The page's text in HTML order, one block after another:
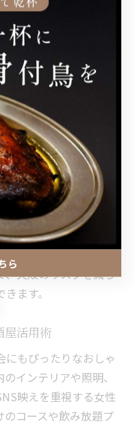
す。
の秘訣
、個室居酒屋の活用
な空間を確保できる
イズ演出もしやす
ごせます。さらに、
ーズになります。
（プロジェクター・
数や企画内容に適し
個室タイプや、人数
店も吉祥寺駅周辺に
店舗と打ち合わせを行
、失敗のリスクを減ら
ます。
屋活用術
もぴったりなおしゃ
インテリアや照明、
映えを重視する女性
コースや飲み放題プ
ら
ら